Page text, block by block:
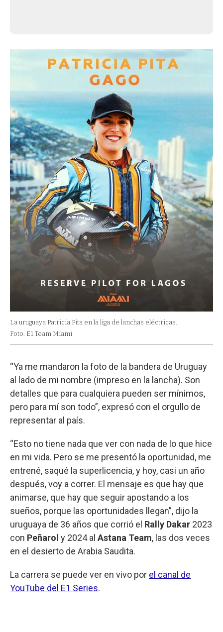
La uruguaya Patricia Pita en la liga de lanchas eléctricas.
Foto: E1 Team Miami
“Ya me mandaron la foto de la bandera de Uruguay
al lado de mi nombre (impreso en la lancha). Son
detalles que para cualquiera pueden ser mínimos,
pero para mí son todo”, expresó con el orgullo de
representar al país.
“Esto no tiene nada que ver con nada de lo que hice
en mi vida. Pero se me presentó la oportunidad, me
entrené, saqué la superlicencia, y hoy, casi un año
después, voy a correr. El mensaje es que hay que
animarse, que hay que seguir apostando a los
sueños, porque las oportunidades llegan”, dijo la
uruguaya de 36 años que corrió el Rally Dakar 2023
con Peñarol y 2024 al Astana Team, las dos veces
en el desierto de Arabia Saudita.
La carrera se puede ver en vivo por el canal de
YouTube del E1 Series.